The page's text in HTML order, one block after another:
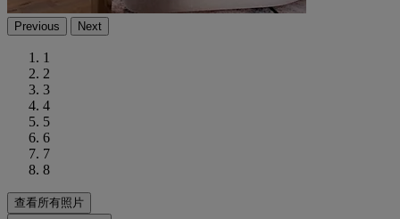
Previous Next
1
2
3
4
5
6
7
8
查看所有照片